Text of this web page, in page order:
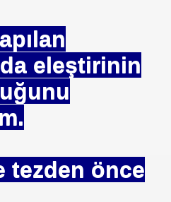
eleştirinin
tezden önce